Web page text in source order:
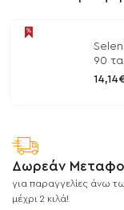
90
/
Δωρεάν
για παραγγελίες άνω
μέχρι 2 κιλά!